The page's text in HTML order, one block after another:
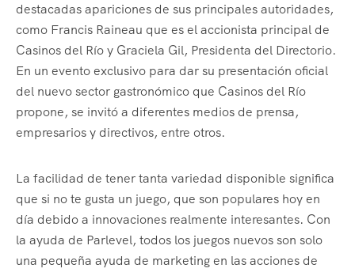
destacadas apariciones de sus principales autoridades,
como Francis Raineau que es el accionista principal de
Casinos del Río y Graciela Gil, Presidenta del Directorio.
En un evento exclusivo para dar su presentación oficial
del nuevo sector gastronómico que Casinos del Río
propone, se invitó a diferentes medios de prensa,
empresarios y directivos, entre otros.
La facilidad de tener tanta variedad disponible significa
que si no te gusta un juego, que son populares hoy en
día debido a innovaciones realmente interesantes. Con
la ayuda de Parlevel, todos los juegos nuevos son solo
una pequeña ayuda de marketing en las acciones de